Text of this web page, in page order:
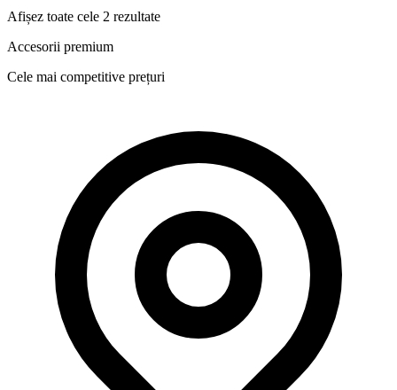
Afișez toate cele 2 rezultate
Accesorii premium
Cele mai competitive prețuri